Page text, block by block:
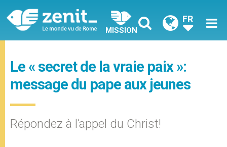
MISSION
FR
Le « secret de la vraie paix »:
message du pape aux jeunes
Répondez à l’appel du Christ!